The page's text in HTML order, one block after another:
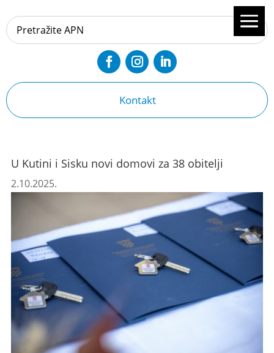
Kontakt
U Kutini i Sisku novi domovi za 38 obitelji
2.10.2025.